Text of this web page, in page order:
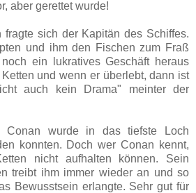
aber gerettet wurde!
fragte sich der Kapitän des Schiffes.
und ihm den Fischen zum Fraß
ein lukratives Geschäft heraus
und wenn er überlebt, dann ist
auch kein Drama" meinter der
Conan wurde in das tiefste Loch
konnten. Doch wer Conan kennt,
nicht aufhalten können. Sein
treibt ihm immer wieder an und so
Bewusstsein erlangte. Sehr gut für